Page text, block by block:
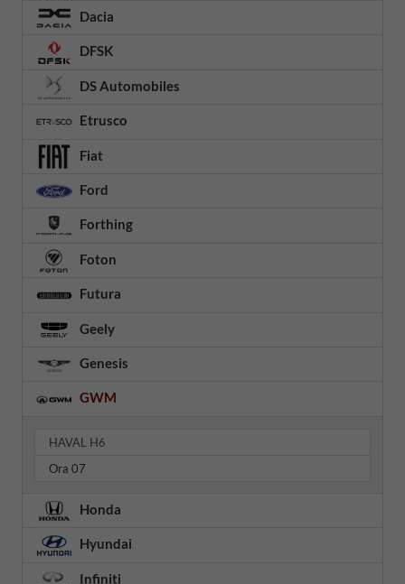
Dacia
DFSK
DS Automobiles
Etrusco
Fiat
Ford
Forthing
Foton
Futura
Geely
Genesis
GWM
HAVAL H6
Ora 07
Honda
Hyundai
Infiniti